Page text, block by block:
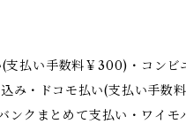
(支払い手数料￥300)・コン
み・ドコモ払い(支払い手数
ンクまとめて支払い・ワイモ